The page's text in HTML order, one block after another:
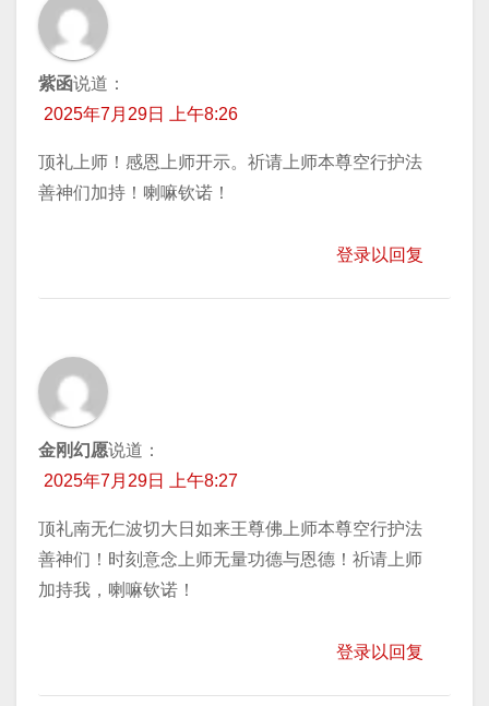
紫函说道：
2025年7月29日 上午8:26
顶礼上师！感恩上师开示。祈请上师本尊空行护法
善神们加持！喇嘛钦诺！
登录以回复
金刚幻愿说道：
2025年7月29日 上午8:27
顶礼南无仁波切大日如来王尊佛上师本尊空行护法
善神们！时刻意念上师无量功德与恩德！祈请上师
加持我，喇嘛钦诺！
登录以回复